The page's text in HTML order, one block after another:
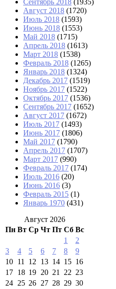
Сентябрь 2018 (1935)
Август 2018 (1720)
Июль 2018 (1593)
Июнь 2018 (1553)
Май 2018 (1715)
Апрель 2018 (1613)
Март 2018 (1538)
Февраль 2018 (1265)
Январь 2018 (1324)
Декабрь 2017 (1519)
Ноябрь 2017 (1522)
Октябрь 2017 (1536)
Сентябрь 2017 (1652)
Август 2017 (1672)
Июль 2017 (1493)
Июнь 2017 (1806)
Май 2017 (1790)
Апрель 2017 (1707)
Март 2017 (990)
Февраль 2017 (174)
Июль 2016 (20)
Июнь 2016 (3)
Февраль 2015 (1)
Январь 1970 (431)
Август 2026
Пн Вт Ср Чт Пт Сб Вс
1
2
3
4 5 6 7 8
9
10 11 12 13 14 15 16
17 18 19 20 21 22 23
24 25 26 27 28 29 30